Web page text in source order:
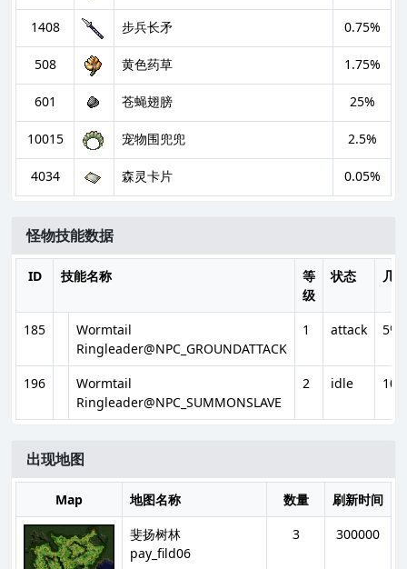
1408 步兵长矛 0.75%
508 黄色药草 1.75%
601 苍蝇翅膀 25%
10015 宠物围兜兜 2.5%
4034 森灵卡片 0.05%
怪物技能数据
ID 技能名称
等
级
状态 几率
185
Wormtail
Ringleader@NPC_GROUNDATTACK
1 attack 5%
196
Wormtail
Ringleader@NPC_SUMMONSLAVE
2 idle
出现地图
Map 地图名称 数量
刷新时间
斐扬树林
pay_fild06
3 300000